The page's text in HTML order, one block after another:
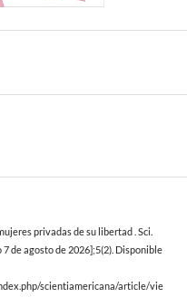
privadas de su libertad . Sci.
de agosto de 2026];5(2). Disponible
scientiamericana/article/vie